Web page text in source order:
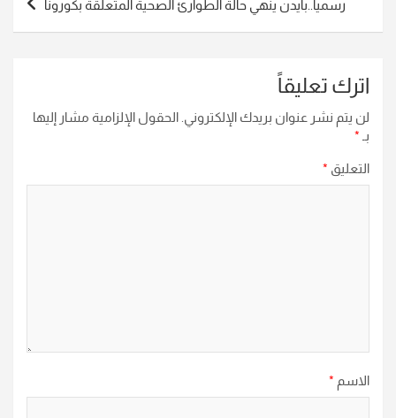
رسميا..بايدن ينهي حالة الطوارئ الصحية المتعلقة بكورونا
اترك تعليقاً
لن يتم نشر عنوان بريدك الإلكتروني. الحقول الإلزامية مشار إليها
بـ *
التعليق *
الاسم *